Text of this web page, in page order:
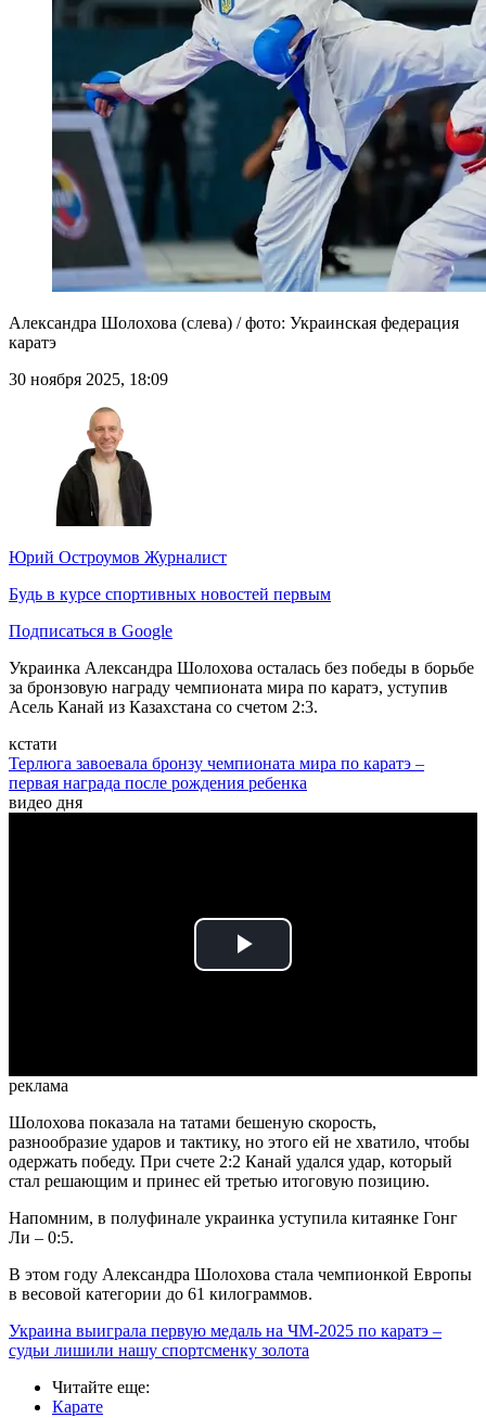
Александра Шолохова (слева) / фото: Украинская федерация
каратэ
30 ноября 2025, 18:09
Юрий Остроумов Журналист
Будь в курсе спортивных новостей первым
Подписаться в Google
Украинка Александра Шолохова осталась без победы в борьбе
за бронзовую награду чемпионата мира по каратэ, уступив
Асель Канай из Казахстана со счетом 2:3.
кстати
Терлюга завоевала бронзу чемпионата мира по каратэ –
первая награда после рождения ребенка
видео дня
Play
реклама
Шолохова показала на татами бешеную скорость,
разнообразие ударов и тактику, но этого ей не хватило, чтобы
одержать победу. При счете 2:2 Канай удался удар, который
стал решающим и принес ей третью итоговую позицию.
Напомним, в полуфинале украинка уступила китаянке Гонг
Ли – 0:5.
В этом году Александра Шолохова стала чемпионкой Европы
в весовой категории до 61 килограммов.
Украина выиграла первую медаль на ЧМ-2025 по каратэ –
судьи лишили нашу спортсменку золота
Читайте еще:
Карате